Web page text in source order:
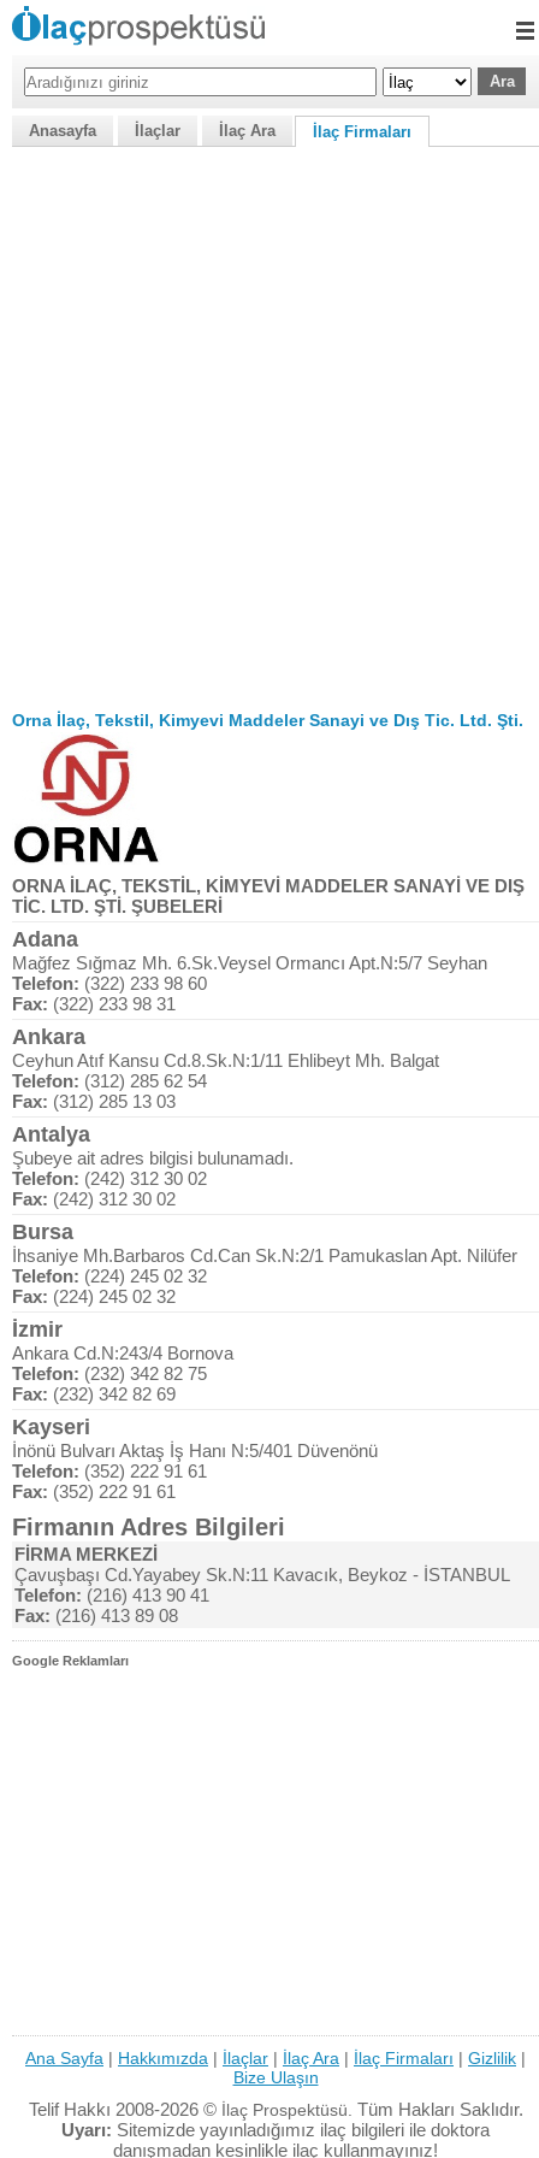
Anasayfa İlaçlar İlaç Ara İlaç Firmaları
Orna İlaç, Tekstil, Kimyevi Maddeler Sanayi ve Dış Tic. Ltd. Şti.
ORNA İLAÇ, TEKSTİL, KİMYEVİ MADDELER SANAYİ VE DIŞ
TİC. LTD. ŞTİ. ŞUBELERİ
Adana
Mağfez Sığmaz Mh. 6.Sk.Veysel Ormancı Apt.N:5/7 Seyhan
Telefon: (322) 233 98 60
Fax: (322) 233 98 31
Ankara
Ceyhun Atıf Kansu Cd.8.Sk.N:1/11 Ehlibeyt Mh. Balgat
Telefon: (312) 285 62 54
Fax: (312) 285 13 03
Antalya
Şubeye ait adres bilgisi bulunamadı.
Telefon: (242) 312 30 02
Fax: (242) 312 30 02
Bursa
İhsaniye Mh.Barbaros Cd.Can Sk.N:2/1 Pamukaslan Apt. Nilüfer
Telefon: (224) 245 02 32
Fax: (224) 245 02 32
İzmir
Ankara Cd.N:243/4 Bornova
Telefon: (232) 342 82 75
Fax: (232) 342 82 69
Kayseri
İnönü Bulvarı Aktaş İş Hanı N:5/401 Düvenönü
Telefon: (352) 222 91 61
Fax: (352) 222 91 61
Firmanın Adres Bilgileri
FİRMA MERKEZİ
Çavuşbaşı Cd.Yayabey Sk.N:11 Kavacık, Beykoz - İSTANBUL
Telefon: (216) 413 90 41
Fax: (216) 413 89 08
Google Reklamları
Ana Sayfa | Hakkımızda | İlaçlar | İlaç Ara | İlaç Firmaları | Gizlilik |
Bize Ulaşın
Telif Hakkı 2008-2026 © İlaç Prospektüsü. Tüm Hakları Saklıdır.
Uyarı: Sitemizde yayınladığımız ilaç bilgileri ile doktora
danışmadan kesinlikle ilaç kullanmayınız!